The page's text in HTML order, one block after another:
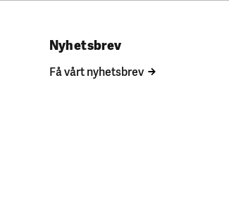
Nyhetsbrev
Få vårt nyhetsbrev